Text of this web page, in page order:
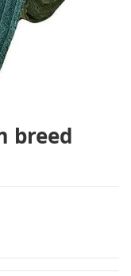
breed